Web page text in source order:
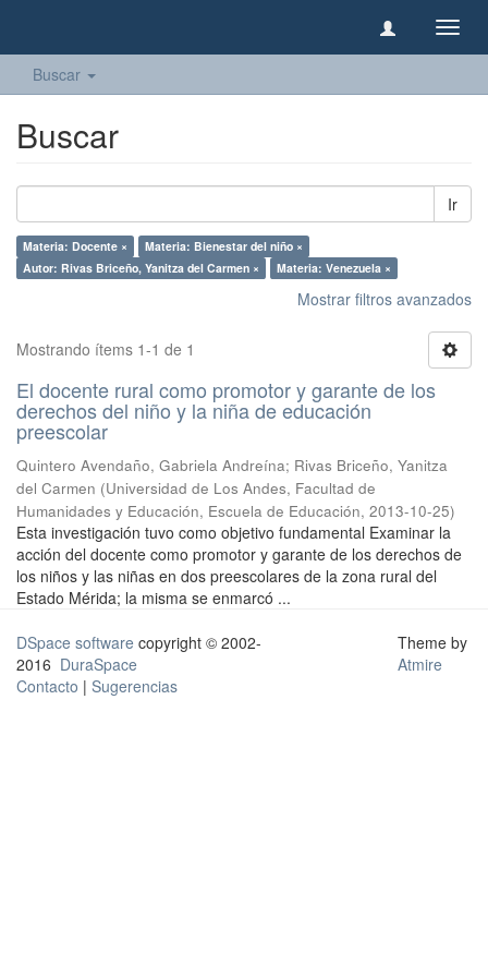
Buscar
Buscar
Ir
Materia: Docente ×
Materia: Bienestar del niño ×
Autor: Rivas Briceño, Yanitza del Carmen ×
Materia: Venezuela ×
Mostrar filtros avanzados
Mostrando ítems 1-1 de 1
El docente rural como promotor y garante de los
derechos del niño y la niña de educación
preescolar
Quintero Avendaño, Gabriela Andreína; Rivas Briceño, Yanitza
del Carmen (Universidad de Los Andes, Facultad de
Humanidades y Educación, Escuela de Educación, 2013-10-25)
Esta investigación tuvo como objetivo fundamental Examinar la
acción del docente como promotor y garante de los derechos de
los niños y las niñas en dos preescolares de la zona rural del
Estado Mérida; la misma se enmarcó ...
DSpace software copyright © 2002-
2016 DuraSpace
Contacto | Sugerencias
Theme by
Atmire